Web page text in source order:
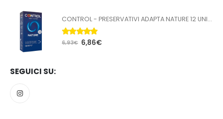
CONTROL - PRESERVATIVI ADAPTA NATURE 12 UNITÀ
5.00Su 5
6,93€ 6,86€
SEGUICI SU: